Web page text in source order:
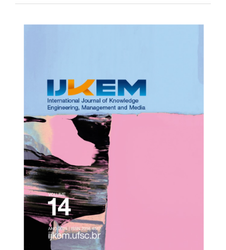
Barra
artigos